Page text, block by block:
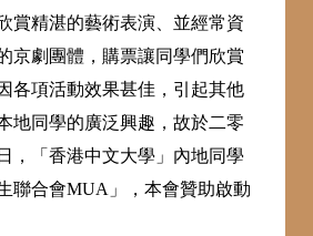
賞精湛的藝術表演、並經常資
京劇團體，購票讓同學們欣賞
各項活動效果甚佳，引起其他
地同學的廣泛興趣，故於二零
，「香港中文大學」內地同學
聯合會MUA」，本會贊助啟動